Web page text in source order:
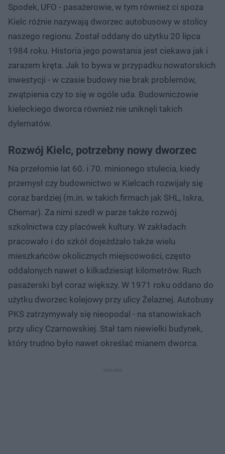
Spodek, UFO - pasażerowie, w tym również ci spoza
Kielc różnie nazywają dworzec autobusowy w stolicy
naszego regionu. Został oddany do użytku 20 lipca
1984 roku. Historia jego powstania jest ciekawa jak i
zarazem kręta. Jak to bywa w przypadku nowatorskich
inwestycji - w czasie budowy nie brak problemów,
zwątpienia czy to się w ogóle uda. Budowniczowie
kieleckiego dworca również nie uniknęli takich
dylematów.
Rozwój Kielc, potrzebny nowy dworzec
Na przełomie lat 60. i 70. minionego stulecia, kiedy
przemysł czy budownictwo w Kielcach rozwijały się
coraz bardziej (m.in. w takich firmach jak SHL, Iskra,
Chemar). Za nimi szedł w parze także rozwój
szkolnictwa czy placówek kultury. W zakładach
pracowało i do szkół dojeżdżało także wielu
mieszkańców okolicznych miejscowości, często
oddalonych nawet o kilkadziesiąt kilometrów. Ruch
pasażerski był coraz większy. W 1971 roku oddano do
użytku dworzec kolejowy przy ulicy Żelaznej. Autobusy
PKS zatrzymywały się nieopodal - na stanowiskach
przy ulicy Czarnowskiej. Stał tam niewielki budynek,
który trudno było nawet określać mianem dworca.